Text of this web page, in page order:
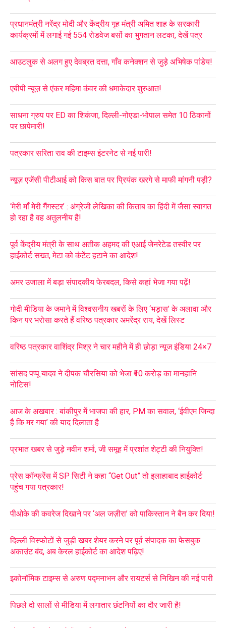
प्रधानमंत्री नरेंद्र मोदी और केंद्रीय गृह मंत्री अमित शाह के सरकारी
कार्यक्रमों में लगाई गई 554 रोडवेज बसों का भुगतान लटका, देखें पत्र
आउटलुक से अलग हुए देवब्रत दत्ता, गाँव कनेक्शन से जुड़े अभिषेक पांडेय!
एबीपी न्यूज़ से एंकर महिमा कंवर की धमाकेदार शुरुआत!
साधना ग्रुप पर ED का शिकंजा, दिल्ली-नोएडा-भोपाल समेत 10 ठिकानों
पर छापेमारी!
पत्रकार सरिता राव की टाइम्स इंटरनेट से नई पारी!
न्यूज़ एजेंसी पीटीआई को किस बात पर प्रियंक खरगे से माफी मांगनी पड़ी?
‘मेरी माँ मेरी गैंगस्टर’ : अंग्रेजी लेखिका की किताब का हिंदी में जैसा स्वागत
हो रहा है वह अतुलनीय है!
पूर्व केंद्रीय मंत्री के साथ अतीक अहमद की एआई जेनरेटेड तस्वीर पर
हाईकोर्ट सख्त, मेटा को कंटेंट हटाने का आदेश!
अमर उजाला में बड़ा संपादकीय फेरबदल, किसे कहां भेजा गया पढ़ें!
गोदी मीडिया के जमाने में विश्वसनीय खबरों के लिए ‘भड़ास’ के अलावा और
किन पर भरोसा करते हैं वरिष्ठ पत्रकार अमरेंद्र राय, देखें लिस्ट
वरिष्ठ पत्रकार वाशिंद्र मिश्र ने चार महीने में ही छोड़ा न्यूज इंडिया 24×7
सांसद पप्पू यादव ने दीपक चौरसिया को भेजा ₹10 करोड़ का मानहानि
नोटिस!
आज के अखबार : बांकीपुर में भाजपा की हार, PM का सवाल, ‘ईवीएम जिन्दा
है कि मर गया’ की याद दिलाता है
प्रभात खबर से जुड़े नवीन शर्मा, जी समूह में प्रशांत शेट्टी की नियुक्ति!
प्रेस कॉन्फ्रेंस में SP सिटी ने कहा “Get Out” तो इलाहाबाद हाईकोर्ट
पहुंच गया पत्रकार!
पीओके की कवरेज दिखाने पर ‘अल जज़ीरा’ को पाकिस्तान ने बैन कर दिया!
दिल्ली विस्फोटों से जुड़ी खबर शेयर करने पर पूर्व संपादक का फेसबुक
अकाउंट बंद, अब केरल हाईकोर्ट का आदेश पढ़िए!
इकोनॉमिक टाइम्स से अरुण पद्मनाभन और रायटर्स से निखिन की नई पारी
पिछले दो सालों से मीडिया में लगातार छंटनियों का दौर जारी है!